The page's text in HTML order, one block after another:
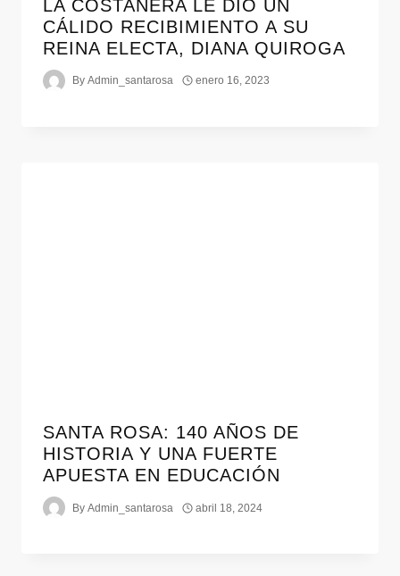
LA COSTANERA LE DIÓ UN
CÁLIDO RECIBIMIENTO A SU
REINA ELECTA, DIANA QUIROGA
By Admin_santarosa enero 16, 2023
SANTA ROSA: 140 AÑOS DE
HISTORIA Y UNA FUERTE
APUESTA EN EDUCACIÓN
By Admin_santarosa abril 18, 2024